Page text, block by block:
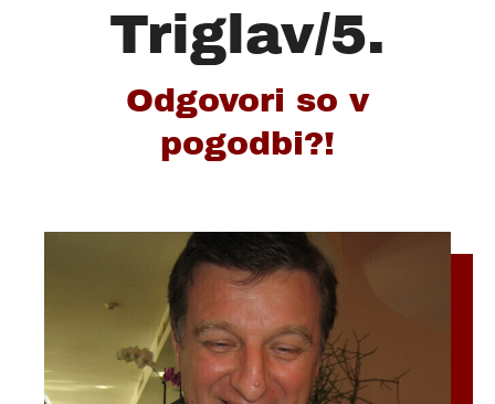
Triglav/5.
Odgovori so v
pogodbi?!